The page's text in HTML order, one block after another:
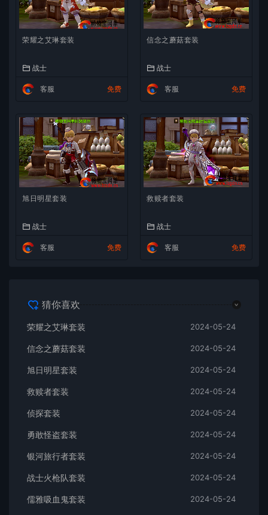
荣耀之艾琳套装
战士
客服 免费
信念之蘑菇套装
战士
客服 免费
旭日明星套装
战士
客服 免费
救赎者套装
战士
客服 免费
猜你喜欢
荣耀之艾琳套装 2024-05-24
信念之蘑菇套装 2024-05-24
旭日明星套装 2024-05-24
救赎者套装 2024-05-24
侦探套装 2024-05-24
勇敢怪盗套装 2024-05-24
银河旅行者套装 2024-05-24
战士火枪队套装 2024-05-24
儒雅吸血鬼套装 2024-05-24